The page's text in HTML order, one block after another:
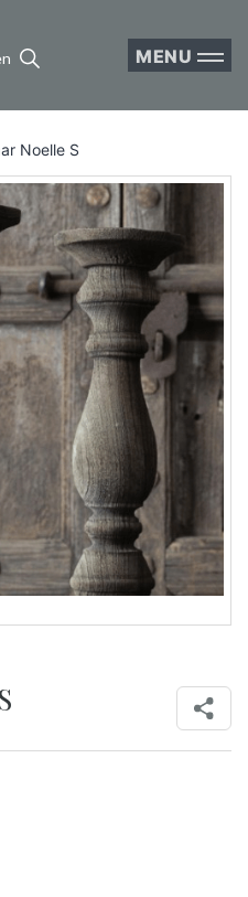
MENU
Noelle S